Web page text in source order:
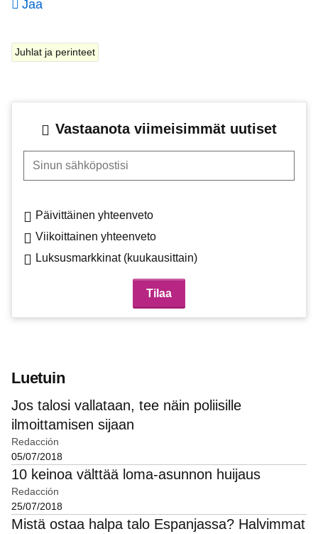
Jaa
Juhlat ja perinteet
Vastaanota viimeisimmät uutiset
Sinun sähköpostisi
Päivittäinen yhteenveto
Viikoittainen yhteenveto
Luksusmarkkinat (kuukausittain)
Luetuin
Jos talosi vallataan, tee näin poliisille
ilmoittamisen sijaan
Redacción
05/07/2018
10 keinoa välttää loma-asunnon huijaus
Redacción
25/07/2018
Mistä ostaa halpa talo Espanjassa? Halvimmat